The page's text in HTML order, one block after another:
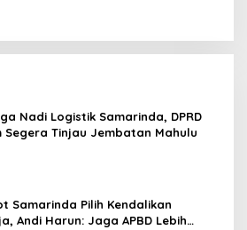
Nadi Logistik Samarinda, DPRD
Segera Tinjau Jembatan Mahulu
Samarinda Pilih Kendalikan
Andi Harun: Jaga APBD Lebih